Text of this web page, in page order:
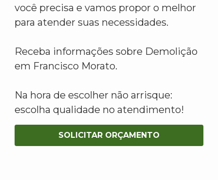
você precisa e vamos propor o melhor
para atender suas necessidades.
Receba informações sobre Demolição
em Francisco Morato.
Na hora de escolher não arrisque:
escolha qualidade no atendimento!
SOLICITAR ORÇAMENTO